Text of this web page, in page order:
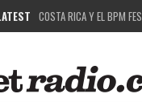
COSTA RICA Y EL BPM
RUTAS NATURBANAS: EL
RECORDANDO LA